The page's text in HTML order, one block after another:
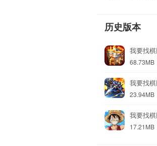
历史版本
我要找
68.73MB
我要找
23.94MB
我要找
17.21MB